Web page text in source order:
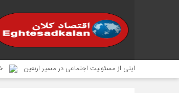
روایتی از مسئولیت اجتماعی در مسیر اربعین خدمات